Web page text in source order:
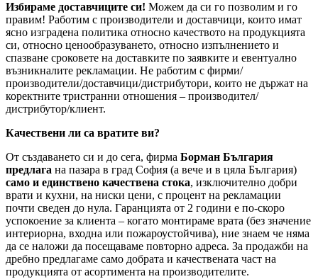
Избираме доставчиците си! Можем да си го позволим и го
правим! Работим с производители и доставчици, които имат
ясно изградена политика относно качеството на продукцията
си, относно ценообразуването, относно изпълнението и
спазване сроковете на доставките по заявките и евентуално
възникналите рекламации. Не работим с фирми/
производители/доставчици/дистрибутори, които не държат на
коректните тристранни отношения – производител/
дистрибутор/клиент.
Качествени ли са вратите ви?
От създаването си и до сега, фирма Борман България
предлага на пазара в град София (а вече и в цяла България)
само и единствено качествена стока, изключително добри
врати и кухни, на ниски цени, с процент на рекламации
почти сведен до нула. Гаранцията от 2 години е по-скоро
успокоение за клиента – когато монтираме врата (без значение
интериорна, входна или пожароустойчива), ние знаем че няма
да се наложи да посещаваме повторно адреса. За продажби на
дребно предлагаме само добрата и качествената част на
продукцията от асортимента на производителите.